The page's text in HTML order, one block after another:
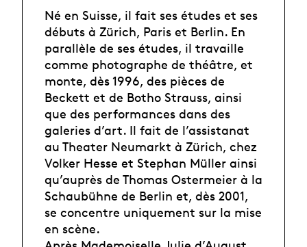
Né en Suisse, il fait ses études et ses
débuts à Zürich, Paris et Berlin. En
parallèle de ses études, il travaille
comme photographe de théâtre, et
monte, dès 1996, des pièces de
Beckett et de Botho Strauss, ainsi
que des performances dans des
galeries d’art. Il fait de l’assistanat
au Theater Neumarkt à Zürich, chez
Volker Hesse et Stephan Müller ainsi
qu’auprès de Thomas Ostermeier à la
Schaubühne de Berlin et, dès 2001,
se concentre uniquement sur la mise
en scène.